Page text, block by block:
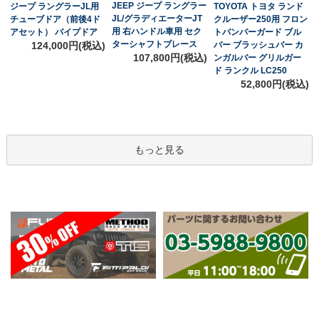
ジープ ラングラーJL用
チューブドア（前後4ド
アセット） パイプドア
124,000円(税込)
JEEP ジープ ラングラー
JL/グラディエーターJT
用 右ハンドル車用 セク
ターシャフトブレース
107,800円(税込)
TOYOTA トヨタ ランド
クルーザー250用 フロン
トバンパーガード ブル
バー ブラッシュバー カ
ンガルバー グリルガー
ド ランクル LC250
52,800円(税込)
もっと見る